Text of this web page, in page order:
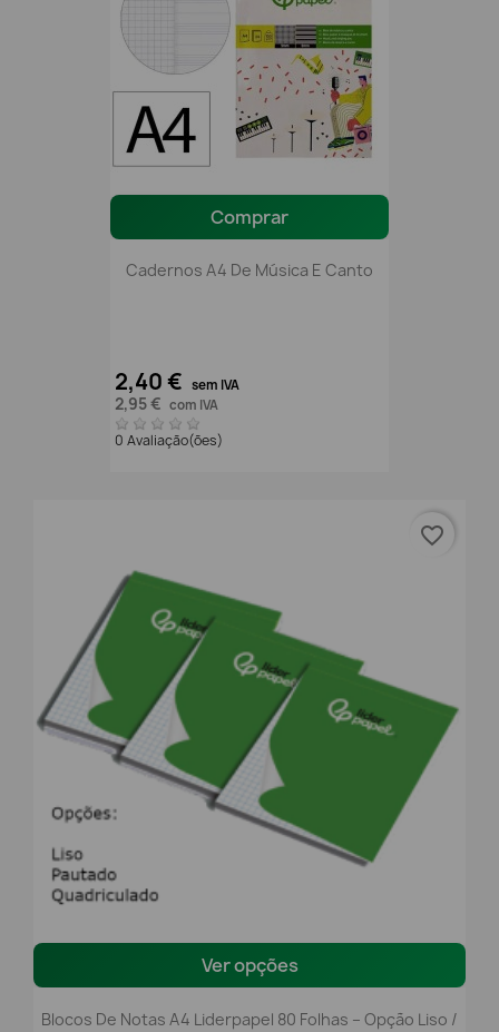
Comprar
Cadernos A4 De Música E Canto
2,40 € sem IVA
2,95 € com IVA
0 Avaliação(ões)
Ver opções
Blocos De Notas A4 Liderpapel 80 Folhas – Opção Liso /
favorite_border